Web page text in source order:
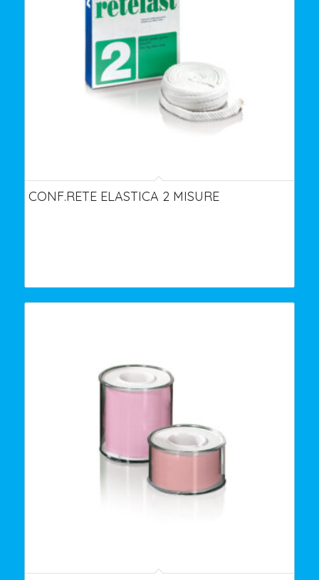
CONF.RETE ELASTICA 2 MISURE